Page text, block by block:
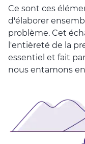
Ce sont ces
d'élaborer
problème. Cet
l'entièreté de la
essentiel et fait
nous entamons